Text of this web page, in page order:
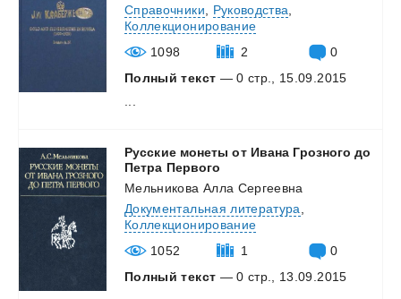
Справочники
Руководства
Коллекционирование
1098
2
0
Полный текст — 0 стр., 15.09.2015
Русские монеты от Ивана Грозного до
Петра Первого
Мельникова Алла Сергеевна
Документальная литература
Коллекционирование
1052
1
0
Полный текст — 0 стр., 13.09.2015